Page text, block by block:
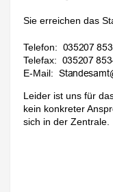
Sie erreichen das
Telefon:
Telefax:
E-Mail:
Leider ist uns für
kein konkreter
sich in der Zentrale.